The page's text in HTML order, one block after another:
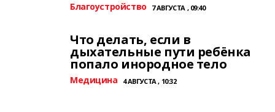
Благоустройство 7 АВГУСТА , 09:40
Что делать, если в
дыхательные пути ребёнка
попало инородное тело
Медицина 4 АВГУСТА , 10:32